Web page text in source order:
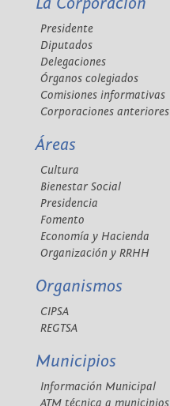
Presidente
Diputados
Delegaciones
Órganos colegiados
Comisiones informativas
Corporaciones anteriores
Áreas
Cultura
Bienestar Social
Presidencia
Fomento
Economía y Hacienda
Organización y RRHH
Organismos
CIPSA
REGTSA
Municipios
Información Municipal
ATM técnica a municipios